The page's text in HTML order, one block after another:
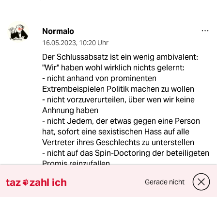
Normalo
16.05.2023, 10:20 Uhr
Der Schlussabsatz ist ein wenig ambivalent:
"Wir" haben wohl wirklich nichts gelernt:
- nicht anhand von prominenten
Extrembeispielen Politik machen zu wollen
- nicht vorzuverurteilen, über wen wir keine
Anhnung haben
- nicht Jedem, der etwas gegen eine Person
hat, sofort eine sexistischen Hass auf alle
Vertreter ihres Geschlechts zu unterstellen
- nicht auf das Spin-Doctoring der beteiligeten
Promis reinzufallen
Leider gilt das offenbar für viele besonders
taz zahl ich Gerade nicht